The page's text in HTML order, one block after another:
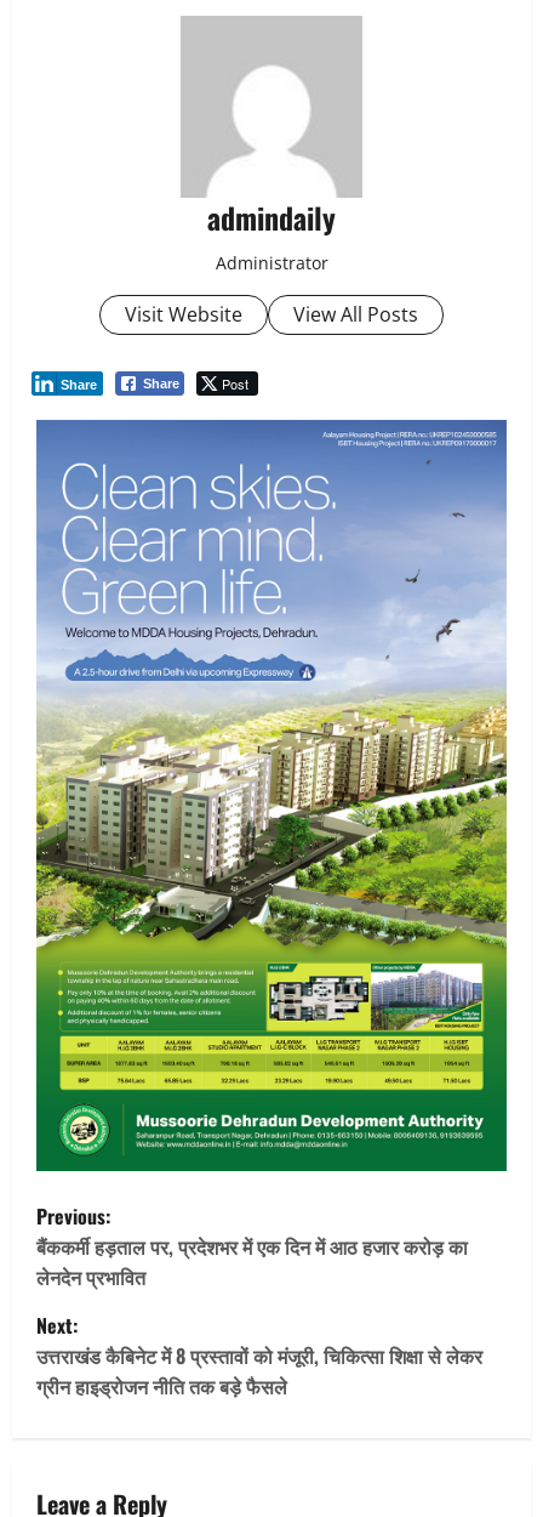
admindaily
Administrator
Visit Website View All Posts
Share Post
Share
P
o
s
t
n
Previous:
बैंककर्मी हड़ताल पर, प्रदेशभर में एक दिन में आठ हजार करोड़ का
लेनदेन प्रभावित
Next:
उत्तराखंड कैबिनेट में 8 प्रस्तावों को मंजूरी, चिकित्सा शिक्षा से लेकर
ग्रीन हाइड्रोजन नीति तक बड़े फैसले
Leave a Reply